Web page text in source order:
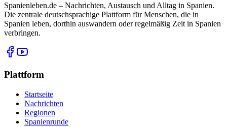
Spanienleben.de – Nachrichten, Austausch und Alltag in Spanien.
Die zentrale deutschsprachige Plattform für Menschen, die in
Spanien leben, dorthin auswandern oder regelmäßig Zeit in Spanien
verbringen.
Plattform
Startseite
Nachrichten
Regionen
Spanienrunde